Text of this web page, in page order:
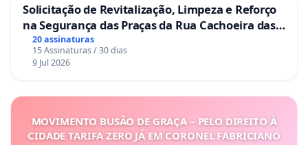
Solicitação de Revitalização, Limpeza e Reforço
na Segurança das Praças da Rua Cachoeira das
Sete Ilhas
20 assinaturas
15 Assinaturas / 30 dias
9 Jul 2026
MOVIMENTO BUSÃO DE GRAÇA – PELO DIREITO À
CIDADE TARIFA ZERO JÁ EM CORONEL FABRICIANO